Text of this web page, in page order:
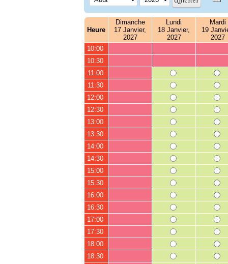
Heure
Dimanche
17 Janvier,
2027
Lundi
18 Janvier,
2027
Mardi
19
2027
10:00
10:30
11:00
11:30
12:00
12:30
13:00
13:30
14:00
14:30
15:00
15:30
16:00
16:30
17:00
17:30
18:00
18:30